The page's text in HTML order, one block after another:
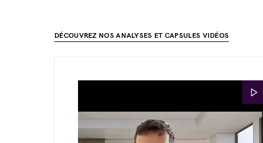
DÉCOUVREZ NOS ANALYSES ET CAPSULES VIDÉOS